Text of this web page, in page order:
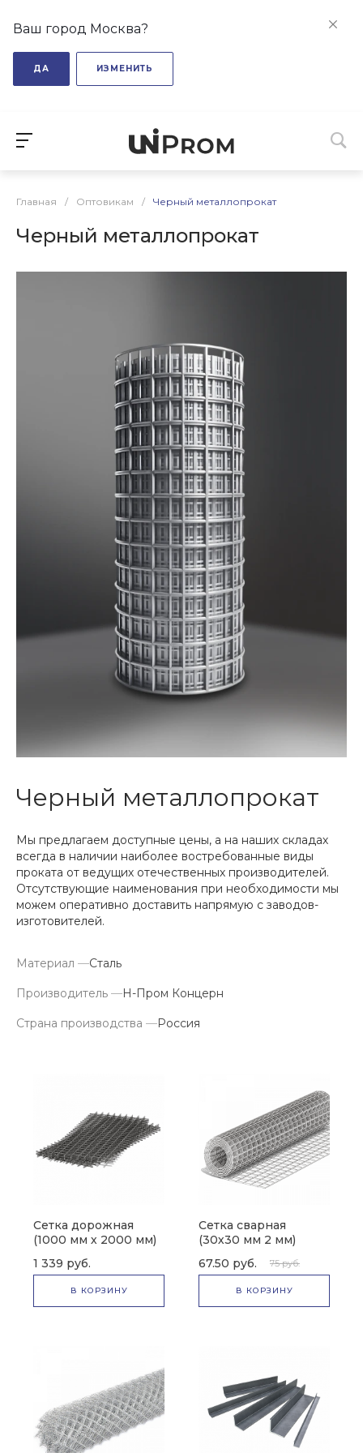
Ваш город Москва?
ДА ИЗМЕНИТЬ
Главная / Оптовикам / Черный металлопрокат
Черный металлопрокат
Черный металлопрокат
Мы предлагаем доступные цены, а на наших складах
всегда в наличии наиболее востребованные виды
проката от ведущих отечественных производителей.
Отсутствующие наименования при необходимости мы
можем оперативно доставить напрямую с заводов-
изготовителей.
Материал —Сталь
Производитель —Н-Пром Концерн
Страна производства —Россия
Сетка дорожная
(1000 мм х 2000 мм)
1 339 руб.
В КОРЗИНУ
Сетка сварная
(30х30 мм 2 мм)
67.50 руб.
75 руб.
В КОРЗИНУ